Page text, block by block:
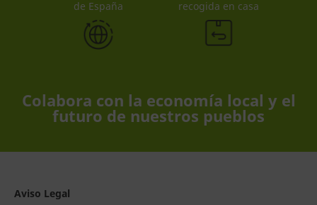
de España
recogida en casa
Colabora con la economía local y el
futuro de nuestros pueblos
Aviso Legal